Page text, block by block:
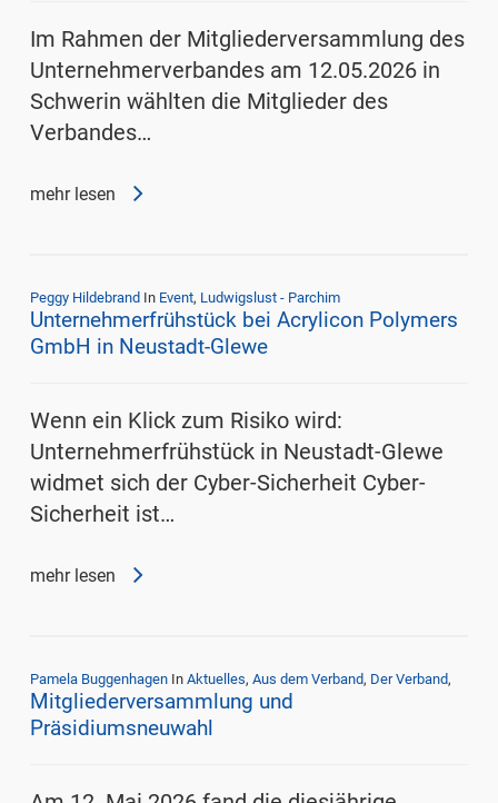
Im Rahmen der Mitgliederversammlung des
Unternehmerverbandes am 12.05.2026 in
Schwerin wählten die Mitglieder des
Verbandes…
mehr lesen
Peggy Hildebrand In Event, Ludwigslust - Parchim
Unternehmerfrühstück bei Acrylicon Polymers
GmbH in Neustadt-Glewe
Wenn ein Klick zum Risiko wird:
Unternehmerfrühstück in Neustadt-Glewe
widmet sich der Cyber-Sicherheit Cyber-
Sicherheit ist…
mehr lesen
Pamela Buggenhagen In Aktuelles, Aus dem Verband, Der Verband,
Mitgliederversammlung und
Präsidiumsneuwahl